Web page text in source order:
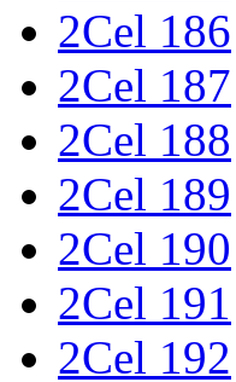
2Cel 186
2Cel 187
2Cel 188
2Cel 189
2Cel 190
2Cel 191
2Cel 192